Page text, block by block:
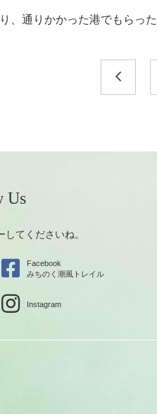
、通りかかった港でもらった
Us
てくださいね。
Facebook
みちのく潮風トレイル
Instagram